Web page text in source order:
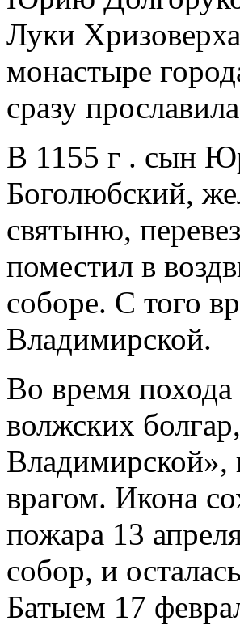
Луки
монастыре
сразу
В 1155 г . сын
Боголюбский,
святыню,
поместил в
соборе. С того
Владимирской.
Во время
волжских
Владимирской»,
врагом. Икона
пожара 13
собор, и
Батыем 17